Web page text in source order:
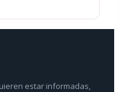
estar informadas,